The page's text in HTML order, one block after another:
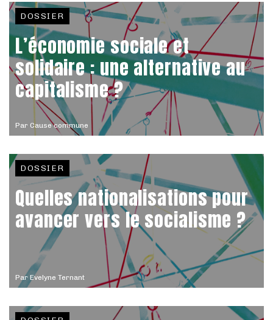
Par Cause commune
DOSSIER
L’économie sociale et
solidaire : une alternative au
capitalisme ?
Par Evelyne Ternant
DOSSIER
Quelles nationalisations pour
avancer vers le socialisme ?